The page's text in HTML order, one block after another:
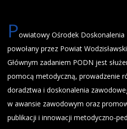
Powiatowy Ośrodek Doskonalenia
powołany przez Powiat
Głównym zadaniem PODN jest
pomocą metodyczną, prowadzenie
doradztwa i doskonalenia
w awansie zawodowym oraz
publikacji i innowacji metodyczno-